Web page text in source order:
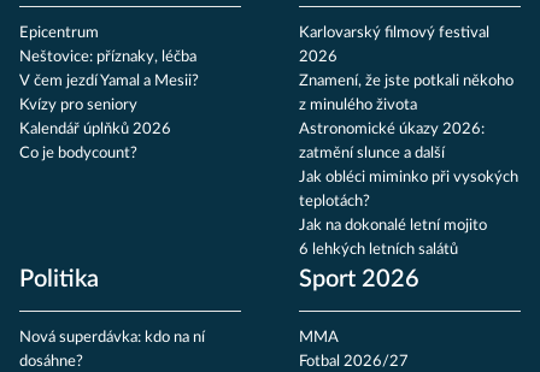
Epicentrum
Neštovice: příznaky, léčba
V čem jezdí Yamal a Mesii?
Kvízy pro seniory
Kalendář úplňků 2026
Co je bodycount?
Karlovarský filmový festival
2026
Znamení, že jste potkali někoho
z minulého života
Astronomické úkazy 2026:
zatmění slunce a další
Jak obléci miminko při vysokých
teplotách?
Jak na dokonalé letní mojito
6 lehkých letních salátů
Politika
Nová superdávka: kdo na ní
dosáhne?
Sport 2026
MMA
Fotbal 2026/27